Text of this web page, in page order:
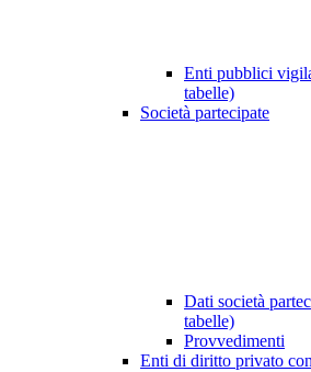
Enti pubblici
tabelle)
Società partecipate
Dati società
tabelle)
Provvedimenti
Enti di diritto privato